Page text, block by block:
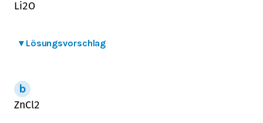
Li2O
▾ Lösungsvorschlag
ZnCl2